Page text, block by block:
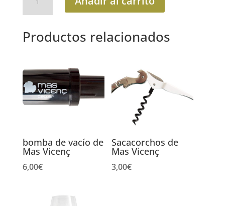
Gener
Agost
+
vinagre
cantidad
Productos relacionados
bomba de vacío de
Mas Vicenç
6,00€
Sacacorchos de
Mas Vicenç
3,00€